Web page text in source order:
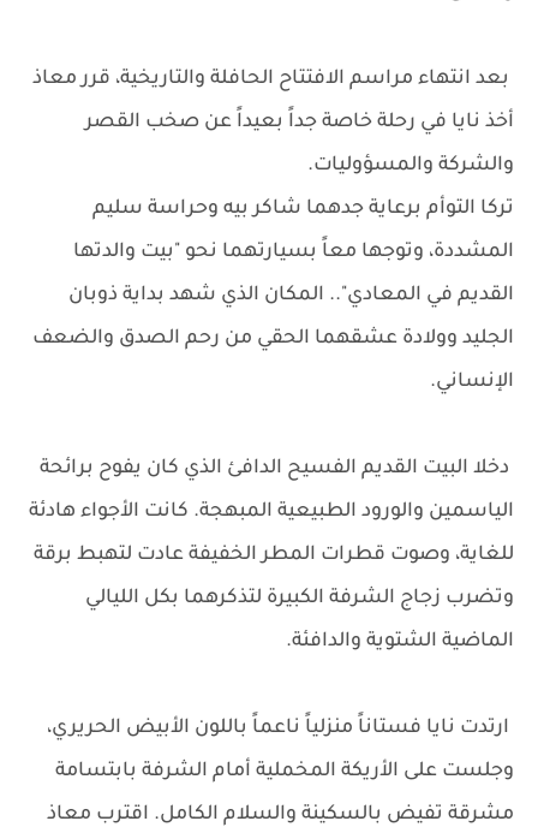
بعد انتهاء مراسم الافتتاح الحافلة والتاريخية، قرر معاذ
أخذ نايا في رحلة خاصة جداً بعيداً عن صخب القصر
والشركة والمسؤوليات.
تركا التوأم برعاية جدهما شاكر بيه وحراسة سليم
المشددة، وتوجها معاً بسيارتهما نحو "بيت والدتها
القديم في المعادي".. المكان الذي شهد بداية ذوبان
الجليد وولادة عشقهما الحقي من رحم الصدق والضعف
الإنساني.
دخلا البيت القديم الفسيح الدافئ الذي كان يفوح برائحة
الياسمين والورود الطبيعية المبهجة. كانت الأجواء هادئة
للغاية، وصوت قطرات المطر الخفيفة عادت لتهبط برقة
وتضرب زجاج الشرفة الكبيرة لتذكرهما بكل الليالي
الماضية الشتوية والدافئة.
ارتدت نايا فستاناً منزلياً ناعماً باللون الأبيض الحريري،
وجلست على الأريكة المخملية أمام الشرفة بابتسامة
مشرقة تفيض بالسكينة والسلام الكامل. اقترب معاذ